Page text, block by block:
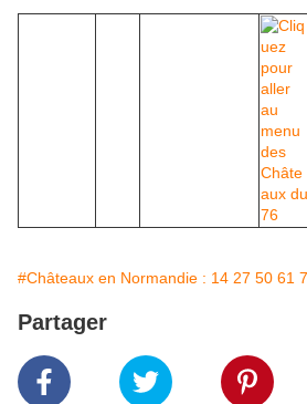
#Châteaux en Normandie : 14 27 50 61
Partager